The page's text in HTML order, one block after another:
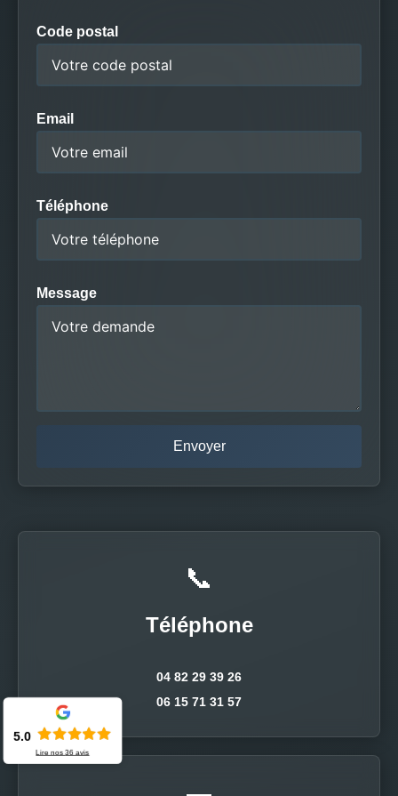
Code postal
Email
Téléphone
Message
📞
Téléphone
04 82 29 39 26
06 15 71 31 57
5.0
Lire nos36 avis